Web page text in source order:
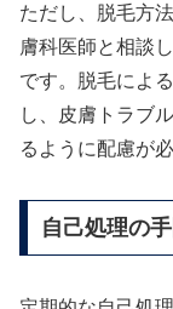
ただし、脱毛方
膚科医師と相談
です。脱毛によ
し、皮膚トラブ
るように配慮が必
自己処理の